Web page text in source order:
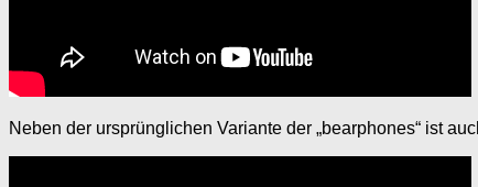
Neben der ursprünglichen Variante der „bearphones“ ist